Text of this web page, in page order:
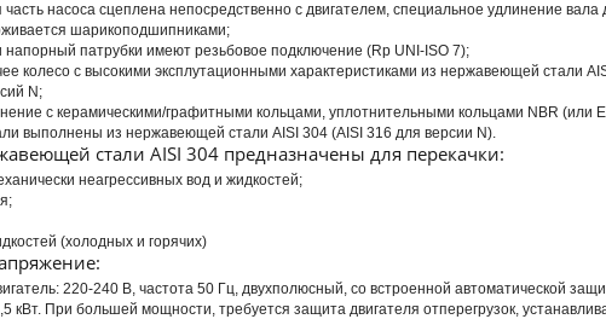
часть насоса сцеплена непосредственно с двигателем, специальное удлинение вала
шарикоподшипниками;
патрубки имеют резьбовое подключение (Rp UNI-ISO 7);
колесо с высокими эксплутационными характеристиками из нержавеющей стали
N;
с керамическими/графитными кольцами, уплотнительными кольцами NBR (или
выполнены из нержавеющей стали AISI 304 (AISI 316 для версии N).
стали AISI 304 предназначены для перекачки:
неагрессивных вод и жидкостей;
(холодных и горячих)
220-240 В, частота 50 Гц, двухполюсный, со встроенной автоматической
кВт. При большей мощности, требуется защита двигателя отперегрузок,